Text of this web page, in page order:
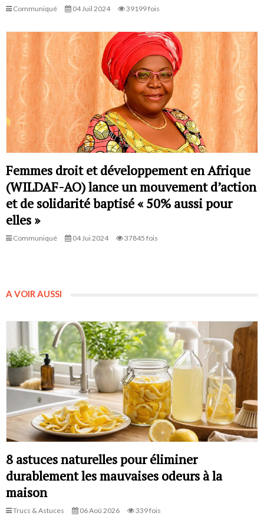
Communiqué 04 Juil 2024 39199 fois
Femmes droit et développement en Afrique
(WILDAF-AO) lance un mouvement d’action
et de solidarité baptisé « 50% aussi pour
elles »
Communiqué 04 Jui 2024 37845 fois
A VOIR AUSSI
8 astuces naturelles pour éliminer
durablement les mauvaises odeurs à la
maison
Trucs & Astuces 06 Aoû 2026 339 fois